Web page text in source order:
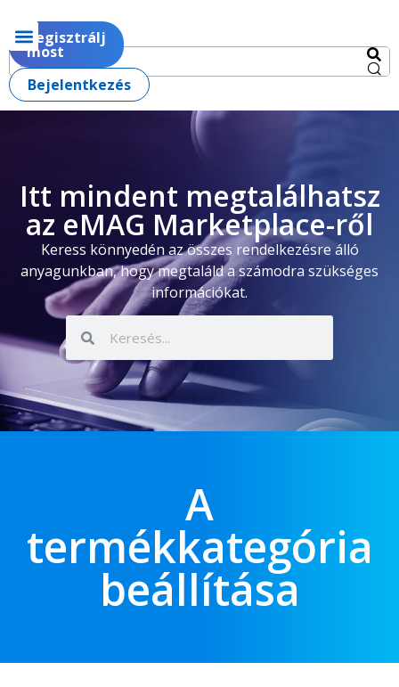
Regisztrálj
most
Bejelentkezés
Itt mindent megtalálhatsz
az eMAG Marketplace-ről
Keress könnyedén az összes rendelkezésre álló
anyagunkban, hogy megtaláld a számodra szükséges
információkat.
A
termékkategória
beállítása